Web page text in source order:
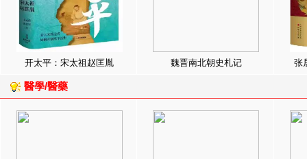
开太平：宋太祖赵匡胤 魏晋南北朝史札记 张
醫學/醫藥